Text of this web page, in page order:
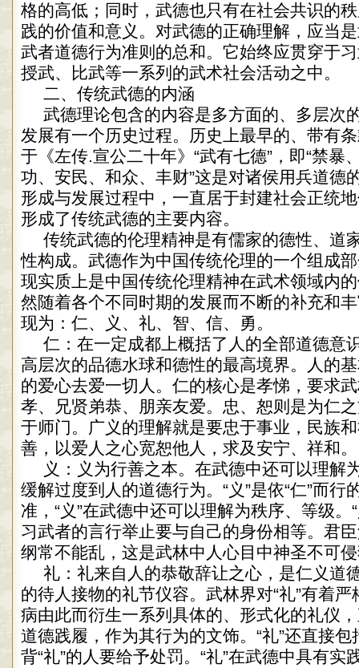
格的高低；同时，武德也只有在社会共识的
践的价值和意义。对武德的正确理解，应当
武者道德行为准则的总和。它始终应贯穿于
授武、比武等一系列的武术社会活动之中。
二、传统武德的内涵
武德理论包含的内容是多方面的、多层次
发展有一个历史过程。历史上最早的、带有
于《左传.宣公二十年》“武有七德”，即“禁暴
功、安民、和众、丰财”这是对诸侯用兵道德
形成与发展过程中，一直居于封建社会正统
形成了传统武德的主要内容。
传统武德的伦理精神是有儒家的德性、道
性构成。武德作为中国传统伦理的一个组成
现实质上是中国传统伦理精神在武术领域内
然随着各个不同时期的发展而不断的补充和
现为：仁、义、礼、智、信、勇。
仁：在一定成都上概括了人的全部道德意
高层次的品德水球和德性的最高境界。人的
的爱心去爱一切人。仁的核心是孝悌，要求
孝、兄贤弟恭、朋亲友爱。忠、恕则是为仁
于师门。广义的理解就是要忠于事业，民族
善，以爱人之心宽恕他人，求及安宁、祥和。
义：义为行善之本。在武德中还可以理解
缓解过度到人的道德行为。“义”是依“仁”而行
准，“义”在武德中还可以理解为秩序、等级。
习武者的言行举止要与自己的身份相等。君
纲常不能乱，这是武林中人心目中神圣不可
礼：礼来自人的恭敬辞让之心，是仁义道
的待人接物的礼节仪容。武林界对“礼”有着
病由此而衍生一系列具体的、形式化的礼仪
道德践履，作为其行为的文饰。“礼”还直接
背“礼”的人要给予处罚。“礼”在武德中具有实